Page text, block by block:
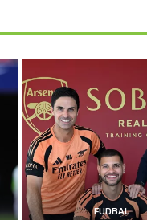
FUDBAL